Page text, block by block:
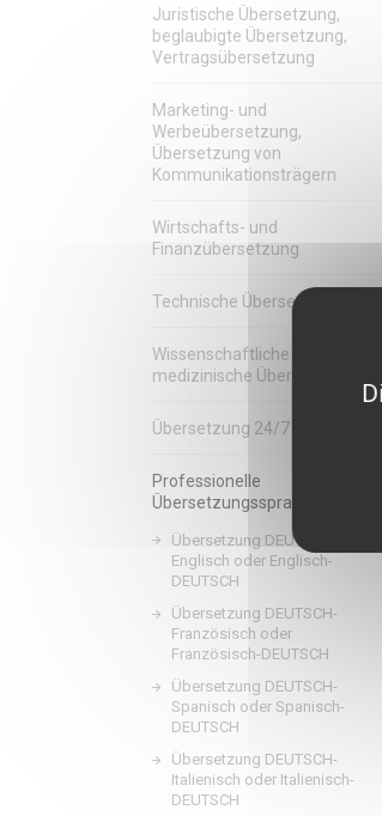
Juristische Übersetzung,
beglaubigte Übersetzung,
Vertragsübersetzung
Marketing- und
Werbeübersetzung,
Übersetzung von
Kommunikationsträgern
Wirtschafts- und
Finanzübersetzung
Technische Übersetzung
Wissenschaftliche und
medizinische Übersetzung
Übersetzung 24/7
Professionelle
Übersetzungssprachen
Übersetzung DEUTSCH-
Englisch oder Englisch-
DEUTSCH
Übersetzung DEUTSCH-
Französisch oder
Französisch-DEUTSCH
Übersetzung DEUTSCH-
Spanisch oder Spanisch-
DEUTSCH
Übersetzung DEUTSCH-
Italienisch oder Italienisch-
DEUTSCH